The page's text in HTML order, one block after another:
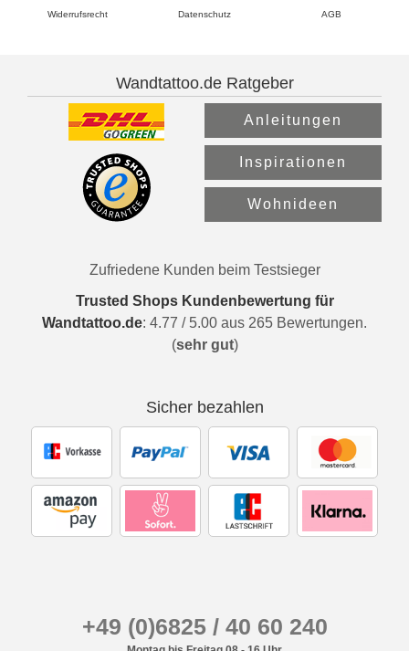
Widerrufsrecht Datenschutz AGB
Wandtattoo.de Ratgeber
Anleitungen
Inspirationen
Wohnideen
Zufriedene Kunden beim Testsieger
Trusted Shops Kundenbewertung für
Wandtattoo.de: 4.77 / 5.00 aus 265 Bewertungen.
(sehr gut)
Sicher bezahlen
+49 (0)6825 / 40 60 240